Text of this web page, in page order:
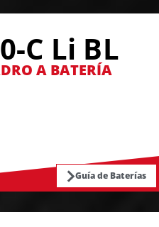
C Li BL
A BATERÍA
Guía de Baterías